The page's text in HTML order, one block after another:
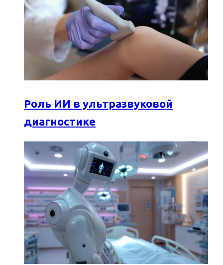
Роль ИИ в ультразвуковой
диагностике